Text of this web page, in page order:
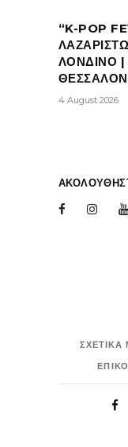
“K-POP
ΛΟΝΔΙΝΟ |
4 August 2026
ΣΧΕΤΙΚΑ